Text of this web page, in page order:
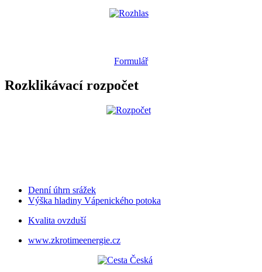
Formulář
Rozklikávací rozpočet
Denní úhrn srážek
Výška hladiny Vápenického potoka
Kvalita ovzduší
www.zkrotimeenergie.cz